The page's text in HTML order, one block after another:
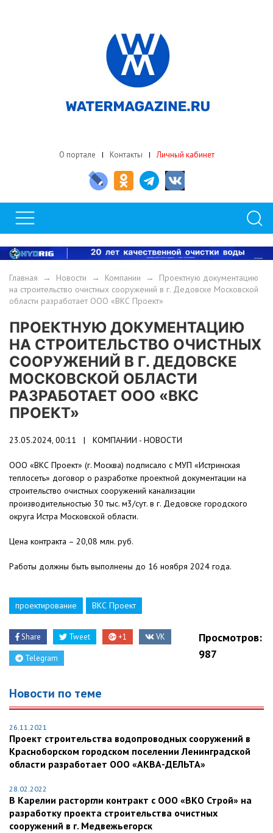
О портале Контакты Личный кабинет
Главная → Новости → Компании → Проектную документацию
на строительство очистных сооружений в г. Дедовске Московской
области разработает ООО «ВКС Проект»
ПРОЕКТНУЮ ДОКУМЕНТАЦИЮ
НА СТРОИТЕЛЬСТВО ОЧИСТНЫХ
СООРУЖЕНИЙ В Г. ДЕДОВСКЕ
МОСКОВСКОЙ ОБЛАСТИ
РАЗРАБОТАЕТ ООО «ВКС
ПРОЕКТ»
23.05.2024, 00:11 | КОМПАНИИ - НОВОСТИ
ООО «ВКС Проект» (г. Москва) подписало с МУП «Истринская
теплосеть» договор о разработке проектной документации на
строительство очистных сооружений канализации
производительностью 30 тыс. м3/сут. в г. Дедовске городского
округа Истра Московской области.
Цена контракта – 20,08 млн. руб.
Работы должны быть выполнены до 16 ноября 2024 года.
проектирование ВКС Проект
Share Tweet +1 VK
Telegram
Просмотров:
987
Новости по теме
26.11.2021
Проект строительства водопроводных сооружений в
Красноборском городском поселении Ленинградской
области разработает ООО «АКВА-ДЕЛЬТА»
28.02.2022
В Карелии расторгли контракт с ООО «ВКО Строй» на
разработку проекта строительства очистных
сооружений в г. Медвежьегорск